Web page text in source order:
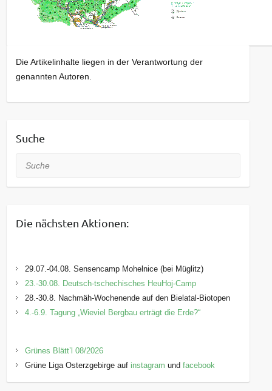
Die Artikelinhalte liegen in der Verantwortung der
genannten Autoren.
Suche
Suche
Die nächsten Aktionen:
29.07.-04.08. Sensencamp Mohelnice (bei Müglitz)
23.-30.08. Deutsch-tschechisches HeuHoj-Camp
28.-30.8. Nachmäh-Wochenende auf den Bielatal-Biotopen
4.-6.9. Tagung „Wieviel Bergbau erträgt die Erde?“
Grünes Blätt’l 08/2026
Grüne Liga Osterzgebirge auf instagram undfacebook